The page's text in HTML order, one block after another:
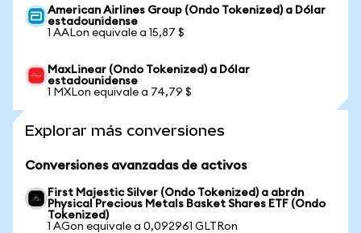
American Airlines Group (Ondo Tokenized) a Dólar
estadounidense
1 AALon equivale a 15,87 $
MaxLinear (Ondo Tokenized) a Dólar
estadounidense
1 MXLon equivale a 74,79 $
Explorar más conversiones
Conversiones avanzadas de activos
First Majestic Silver (Ondo Tokenized) a abrdn
Physical Precious Metals Basket Shares ETF (Ondo
Tokenized)
1 AGon equivale a 0,092961 GLTRon